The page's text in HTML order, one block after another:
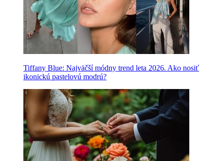
Tiffany Blue: Najväčší módny trend leta 2026. Ako nosiť
ikonickú pastelovú modrú?